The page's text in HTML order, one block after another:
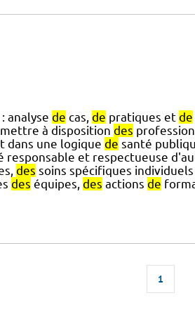
analyse de cas, de pratiques et de
à disposition des
dans une logique de santé
et respectueuse
des soins spécifiques
des équipes, des actions de
1